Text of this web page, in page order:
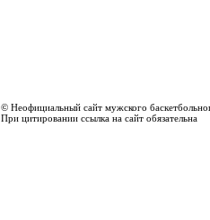
© Неофициальный сайт мужского
При цитировании ссылка на сайт обязательна